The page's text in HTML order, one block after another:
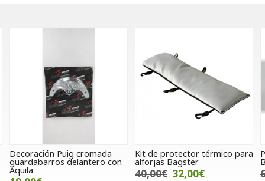
Kit de protector térmico para
alforjas Bagster
40,00€
Protector de escape Suzuki
Burgman 125 2008
68,32€ 49,00€